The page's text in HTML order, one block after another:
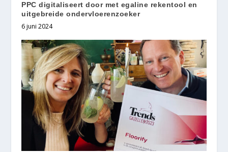
PPC digitaliseert door met egaline rekentool en
uitgebreide ondervloerenzoeker
6 juni 2024